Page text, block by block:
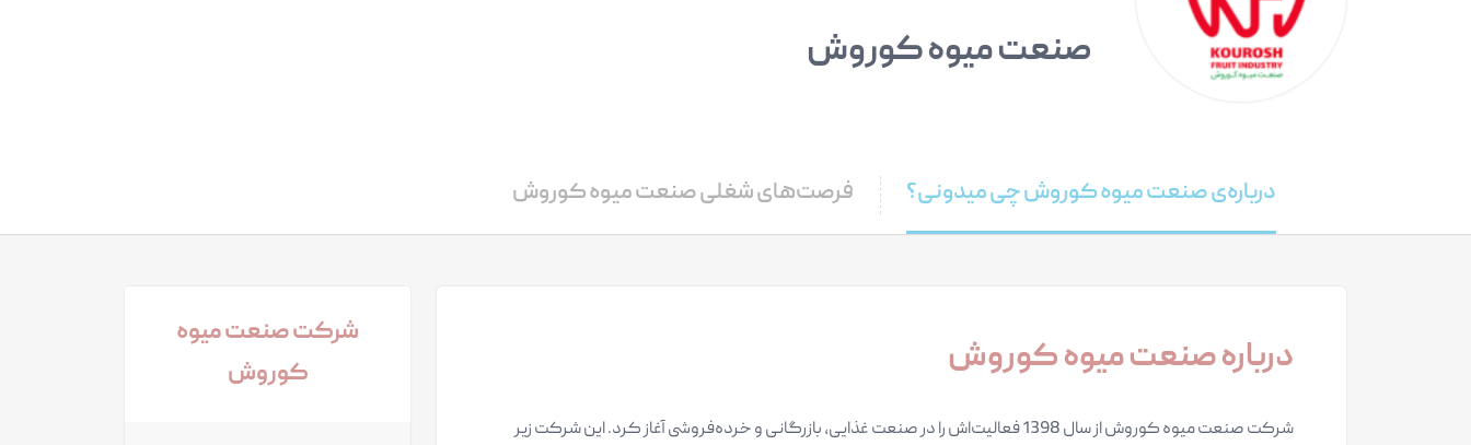
صنعت میوه کوروش
درباره‌ی صنعت میوه کوروش چی میدونی؟ فرصت‌های شغلی صنعت میوه کوروش
درباره صنعت میوه کوروش
شرکت صنعت میوه کوروش از سال 1398 فعالیت‌اش را در صنعت غذایی، بازرگانی و خرده‌فروشی آغاز کرد. این شرکت زیر
شرکت صنعت میوه
کوروش